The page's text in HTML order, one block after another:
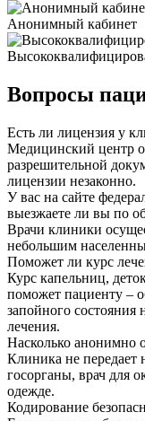
Анонимный кабинет
Вопросы
Есть ли лицензия у
Медицинский центр
разрешительной
лицензии незаконно.
У вас на сайте
выезжаете ли вы по
Врачи клиники
небольшим
Поможет ли курс
Курс капельниц,
поможет пациенту –
запойного состояния
лечения.
Насколько анонимно
Клиника не передает
госорганы, врач для
одежде.
Кодирование